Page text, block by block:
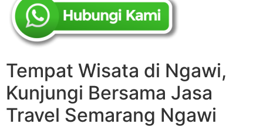
Tempat Wisata di Ngawi,
Kunjungi Bersama Jasa
Travel Semarang Ngawi